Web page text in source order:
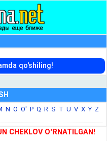
qo'shiling!
N O O' P Q R S T U V X Y Z
CHEKLOV O'RNATILGAN!